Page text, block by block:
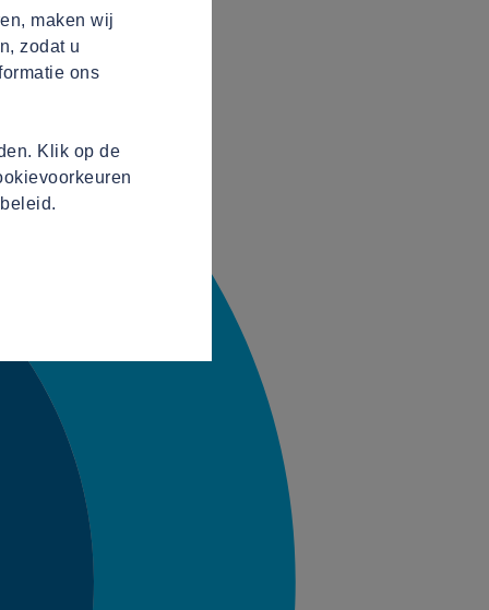
maken wij
zodat u
ons
Klik op de